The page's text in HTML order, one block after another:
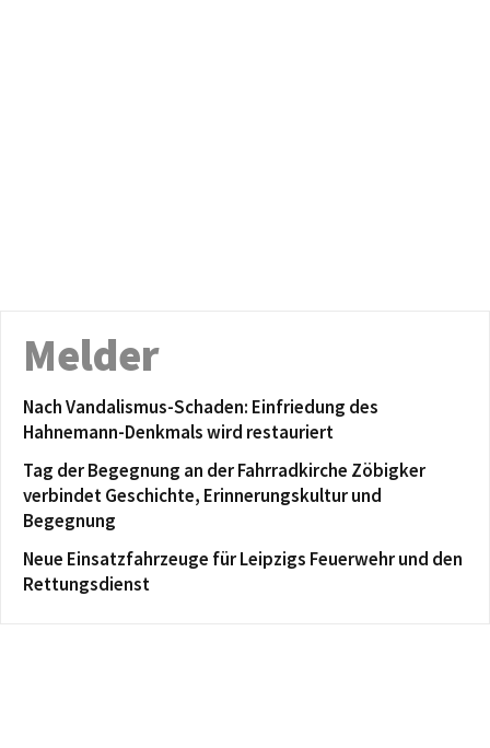
Melder
Nach Vandalismus-Schaden: Einfriedung des
Hahnemann-Denkmals wird restauriert
Tag der Begegnung an der Fahrradkirche Zöbigker
verbindet Geschichte, Erinnerungskultur und
Begegnung
Neue Einsatzfahrzeuge für Leipzigs Feuerwehr und den
Rettungsdienst